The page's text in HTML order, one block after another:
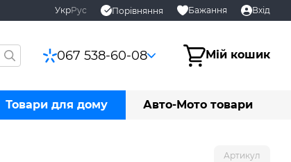
УкрРус Порівняння Бажання Вхід
067 538-60-08 Мій кошик
Товари для дому Авто-Мото товари
Артикул